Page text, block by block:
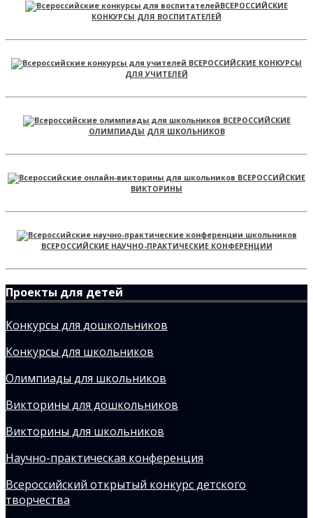
ВСЕРОССИЙСКИЕ
КОНКУРСЫ ДЛЯ ВОСПИТАТЕЛЕЙ
ВСЕРОССИЙСКИЕ КОНКУРСЫ
ДЛЯ УЧИТЕЛЕЙ
ВСЕРОССИЙСКИЕ
ОЛИМПИАДЫ ДЛЯ ШКОЛЬНИКОВ
ВСЕРОССИЙСКИЕ
ВИКТОРИНЫ
ВСЕРОССИЙСКИЕ НАУЧНО-ПРАКТИЧЕСКИЕ КОНФЕРЕНЦИИ
Проекты для детей
Конкурсы для дошкольников
Конкурсы для школьников
Олимпиады для школьников
Викторины для дошкольников
Викторины для школьников
Научно-практическая конференция
Всероссийский открытый конкурс детского
творчества